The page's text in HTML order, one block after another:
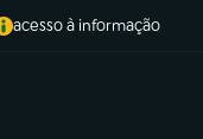
acesso à informação